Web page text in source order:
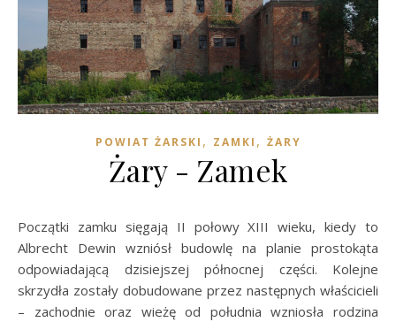
POWIAT ŻARSKI , ZAMKI , ŻARY
Żary - Zamek
Początki zamku sięgają II połowy XIII wieku, kiedy to
Albrecht Dewin wzniósł budowlę na planie prostokąta
odpowiadającą dzisiejszej północnej części. Kolejne
skrzydła zostały dobudowane przez następnych właścicieli
– zachodnie oraz wieżę od południa wzniosła rodzina